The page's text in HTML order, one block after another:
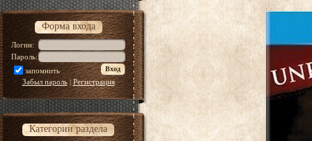
Форма входа
Логин:
Пароль:
запомнить
Забыл пароль|Регистрация
Категории раздела